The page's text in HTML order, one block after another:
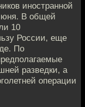
иностранной
В общей
10
России, еще
По
разведки, а
операции